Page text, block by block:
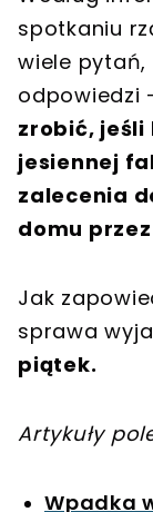
spotkaniu
wiele pytań,
odpowiedzi
zrobić, jeśli
jesiennej
zalecenia
domu
Jak
sprawa
piątek.
Artykuły
Wpadka